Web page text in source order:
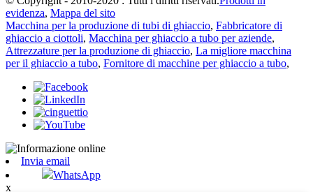
evidenza, Mappa del sito
Macchina per la produzione di tubi di ghiaccio, Fabbricatore di
ghiaccio a ciottoli, Macchina per ghiaccio a tubo per aziende,
Attrezzature per la produzione di ghiaccio, La migliore macchina
per il ghiaccio a tubo, Fornitore di macchine per ghiaccio a tubo,
Invia email
WhatsApp
x